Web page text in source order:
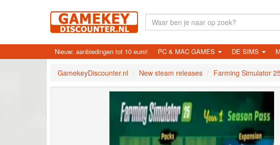
Nieuw: aanbiedingen tot 10 euro! PC & MAC GAMES DE SIMS
GamekeyDiscounter.nl New steam releases Farming Simulator